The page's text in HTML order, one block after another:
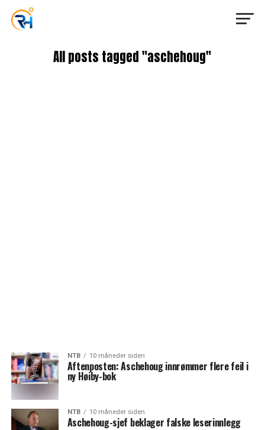
All posts tagged "aschehoug"
NTB 10 måneder siden
Aftenposten: Aschehoug innrømmer flere feil i
ny Høiby-bok
NTB 10 måneder siden
Aschehoug-sjef beklager falske leserinnlegg